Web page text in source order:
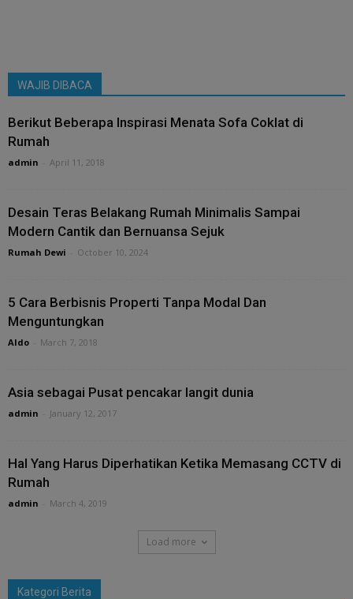
WAJIB DIBACA
Berikut Beberapa Inspirasi Menata Sofa Coklat di
Rumah
admin April 11, 2018
Desain Teras Belakang Rumah Minimalis Sampai
Modern Cantik dan Bernuansa Sejuk
Rumah Dewi October 10, 2024
5 Cara Berbisnis Properti Tanpa Modal Dan
Menguntungkan
Aldo March 7, 2018
Asia sebagai Pusat pencakar langit dunia
admin January 12, 2017
Hal Yang Harus Diperhatikan Ketika Memasang CCTV di
Rumah
admin March 4, 2019
Load more
Kategori Berita